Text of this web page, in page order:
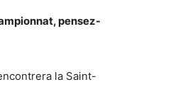
pensez-
la Saint-